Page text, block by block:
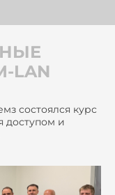
LAN
состоялся курс
доступом и